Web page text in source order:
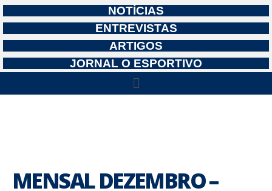
NOTÍCIAS
ENTREVISTAS
ARTIGOS
JORNAL O ESPORTIVO
MENSAL DEZEMBRO –